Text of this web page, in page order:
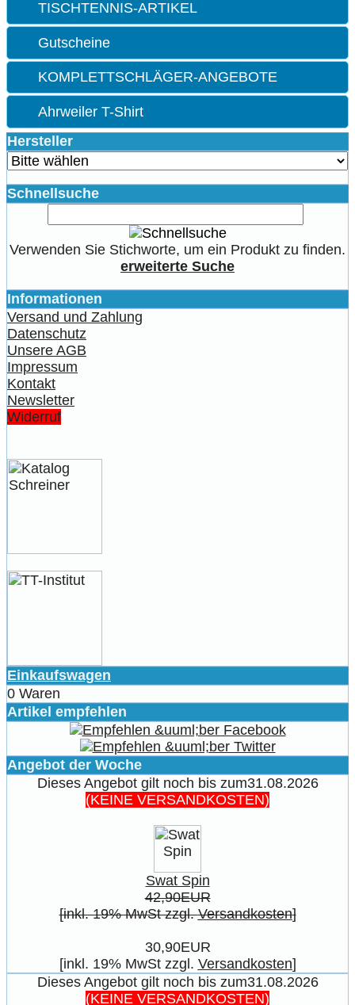
TISCHTENNIS-ARTIKEL
Gutscheine
KOMPLETTSCHLÄGER-ANGEBOTE
Ahrweiler T-Shirt
Hersteller
Schnellsuche
Verwenden Sie Stichworte, um ein Produkt zu finden.
erweiterte Suche
Informationen
Versand und Zahlung
Datenschutz
Unsere AGB
Impressum
Kontakt
Newsletter
Widerruf
Einkaufswagen
0 Waren
Artikel empfehlen
Angebot der Woche
Dieses Angebot gilt noch bis zum31.08.2026
(KEINE VERSANDKOSTEN)
Swat Spin
42,90EUR
[inkl. 19% MwSt zzgl.Versandkosten]
30,90EUR
[inkl. 19% MwSt zzgl. Versandkosten]
Dieses Angebot gilt noch bis zum31.08.2026
(KEINE VERSANDKOSTEN)